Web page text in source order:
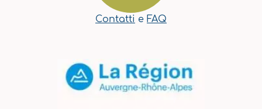
Contatti e FAQ